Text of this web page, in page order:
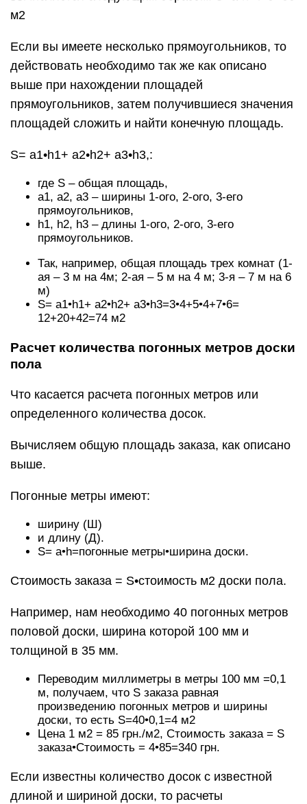
м2
Если вы имеете несколько прямоугольников, то
действовать необходимо так же как описано
выше при нахождении площадей
прямоугольников, затем получившиеся значения
площадей сложить и найти конечную площадь.
S= a1•h1+ a2•h2+ a3•h3,:
где S – общая площадь,
a1, a2, a3 – ширины 1-ого, 2-ого, 3-его
прямоугольников,
h1, h2, h3 – длины 1-ого, 2-ого, 3-его
прямоугольников.
Так, например, общая площадь трех комнат (1-
ая – 3 м на 4м; 2-ая – 5 м на 4 м; 3-я – 7 м на 6
м)
S= a1•h1+ a2•h2+ a3•h3=3•4+5•4+7•6=
12+20+42=74 м2
Расчет количества погонных метров доски
пола
Что касается расчета погонных метров или
определенного количества досок.
Вычисляем общую площадь заказа, как описано
выше.
Погонные метры имеют:
ширину (Ш)
и длину (Д).
S= a•h=погонные метры•ширина доски.
Стоимость заказа = S•стоимость м2 доски пола.
Например, нам необходимо 40 погонных метров
половой доски, ширина которой 100 мм и
толщиной в 35 мм.
Переводим миллиметры в метры 100 мм =0,1
м, получаем, что S заказа равная
произведению погонных метров и ширины
доски, то есть S=40•0,1=4 м2
Цена 1 м2 = 85 грн./м2, Стоимость заказа = S
заказа•Стоимость = 4•85=340 грн.
Если известны количество досок с известной
длиной и шириной доски, то расчеты